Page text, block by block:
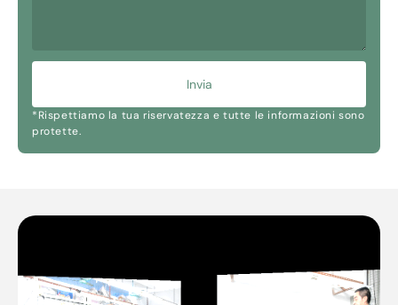
Invia
*Rispettiamo la tua riservatezza e tutte le informazioni sono
protette.